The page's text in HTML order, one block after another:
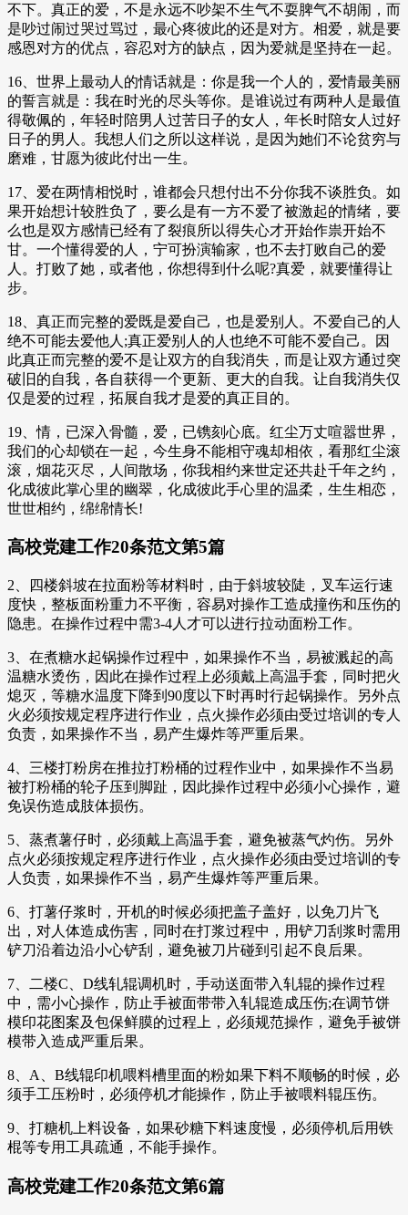
不下。真正的爱，不是永远不吵架不生气不耍脾气不胡闹，而
是吵过闹过哭过骂过，最心疼彼此的还是对方。相爱，就是要
感恩对方的优点，容忍对方的缺点，因为爱就是坚持在一起。
16、世界上最动人的情话就是：你是我一个人的，爱情最美丽
的誓言就是：我在时光的尽头等你。是谁说过有两种人是最值
得敬佩的，年轻时陪男人过苦日子的女人，年长时陪女人过好
日子的男人。我想人们之所以这样说，是因为她们不论贫穷与
磨难，甘愿为彼此付出一生。
17、爱在两情相悦时，谁都会只想付出不分你我不谈胜负。如
果开始想计较胜负了，要么是有一方不爱了被激起的情绪，要
么也是双方感情已经有了裂痕所以得失心才开始作祟开始不
甘。一个懂得爱的人，宁可扮演输家，也不去打败自己的爱
人。打败了她，或者他，你想得到什么呢?真爱，就要懂得让
步。
18、真正而完整的爱既是爱自己，也是爱别人。不爱自己的人
绝不可能去爱他人;真正爱别人的人也绝不可能不爱自己。因
此真正而完整的爱不是让双方的自我消失，而是让双方通过突
破旧的自我，各自获得一个更新、更大的自我。让自我消失仅
仅是爱的过程，拓展自我才是爱的真正目的。
19、情，已深入骨髓，爱，已镌刻心底。红尘万丈喧嚣世界，
我们的心却锁在一起，今生身不能相守魂却相依，看那红尘滚
滚，烟花灭尽，人间散场，你我相约来世定还共赴千年之约，
化成彼此掌心里的幽翠，化成彼此手心里的温柔，生生相恋，
世世相约，绵绵情长!
高校党建工作20条范文第5篇
2、四楼斜坡在拉面粉等材料时，由于斜坡较陡，叉车运行速
度快，整板面粉重力不平衡，容易对操作工造成撞伤和压伤的
隐患。在操作过程中需3-4人才可以进行拉动面粉工作。
3、在煮糖水起锅操作过程中，如果操作不当，易被溅起的高
温糖水烫伤，因此在操作过程上必须戴上高温手套，同时把火
熄灭，等糖水温度下降到90度以下时再时行起锅操作。另外点
火必须按规定程序进行作业，点火操作必须由受过培训的专人
负责，如果操作不当，易产生爆炸等严重后果。
4、三楼打粉房在推拉打粉桶的过程作业中，如果操作不当易
被打粉桶的轮子压到脚趾，因此操作过程中必须小心操作，避
免误伤造成肢体损伤。
5、蒸煮薯仔时，必须戴上高温手套，避免被蒸气灼伤。另外
点火必须按规定程序进行作业，点火操作必须由受过培训的专
人负责，如果操作不当，易产生爆炸等严重后果。
6、打薯仔浆时，开机的时候必须把盖子盖好，以免刀片飞
出，对人体造成伤害，同时在打浆过程中，用铲刀刮浆时需用
铲刀沿着边沿小心铲刮，避免被刀片碰到引起不良后果。
7、二楼C、D线轧辊调机时，手动送面带入轧辊的操作过程
中，需小心操作，防止手被面带带入轧辊造成压伤;在调节饼
模印花图案及包保鲜膜的过程上，必须规范操作，避免手被饼
模带入造成严重后果。
8、A、B线辊印机喂料槽里面的粉如果下料不顺畅的时候，必
须手工压粉时，必须停机才能操作，防止手被喂料辊压伤。
9、打糖机上料设备，如果砂糖下料速度慢，必须停机后用铁
棍等专用工具疏通，不能手操作。
高校党建工作20条范文第6篇